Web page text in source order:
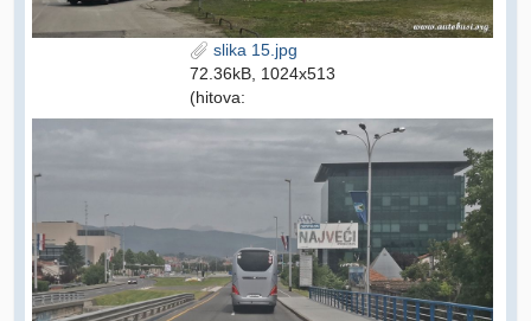
slika 15.jpg
72.36kB, 1024x513
(hitova: